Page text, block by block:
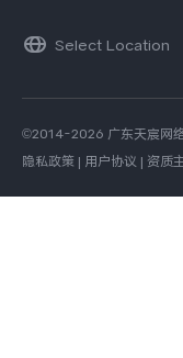
Select Location
©2014-2026 广东天宸网
隐私政策 | 用户协议 | 资质